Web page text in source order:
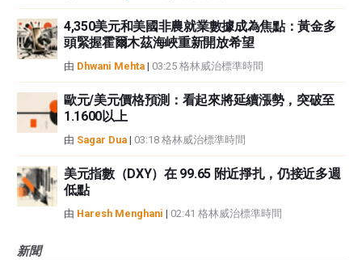
4,350美元和美國非農就業數據成為焦點：黃金多
頭緊握霍爾木茲海峽重新開放希望
由 Dhwani Mehta | 03:25 格林威治標準時間
歐元/美元價格預測：看起來將延續漲勢，突破至
1.1600以上
由 Sagar Dua | 03:18 格林威治標準時間
美元指數（DXY）在 99.65 附近掙扎，仍接近多週
低點
由 Haresh Menghani | 02:41 格林威治標準時間
新聞